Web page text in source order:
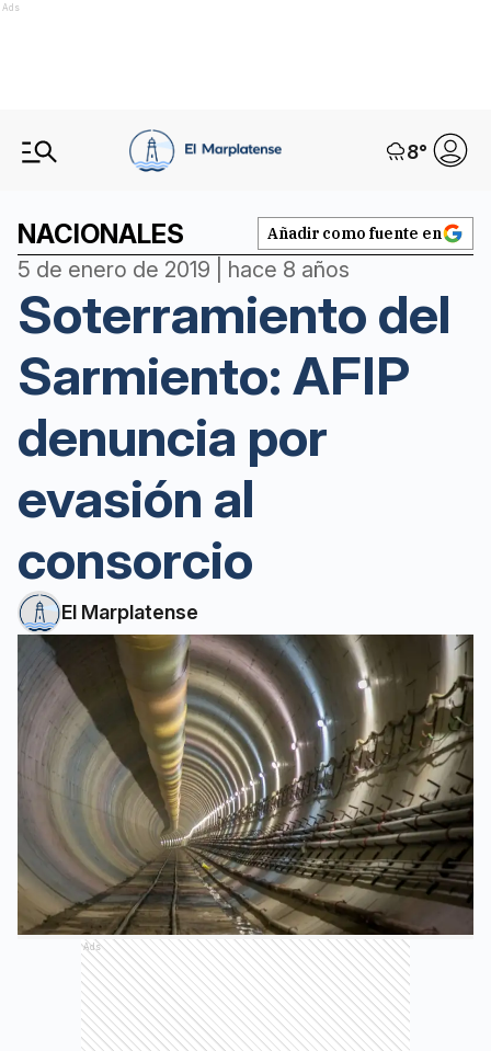
Ads
8°
NACIONALES Añadir como fuente en
5 de enero de 2019 | hace 8 años
Soterramiento del
Sarmiento: AFIP
denuncia por
evasión al
consorcio
El Marplatense
Ads